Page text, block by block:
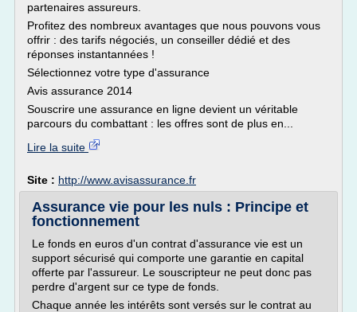
partenaires assureurs.
Profitez des nombreux avantages que nous pouvons vous
offrir : des tarifs négociés, un conseiller dédié et des
réponses instantannées !
Sélectionnez votre type d'assurance
Avis assurance 2014
Souscrire une assurance en ligne devient un véritable
parcours du combattant : les offres sont de plus en...
Lire la suite
Site : http://www.avisassurance.fr
Assurance vie pour les nuls : Principe et
fonctionnement
Le fonds en euros d'un contrat d'assurance vie est un
support sécurisé qui comporte une garantie en capital
offerte par l'assureur. Le souscripteur ne peut donc pas
perdre d'argent sur ce type de fonds.
Chaque année les intérêts sont versés sur le contrat au